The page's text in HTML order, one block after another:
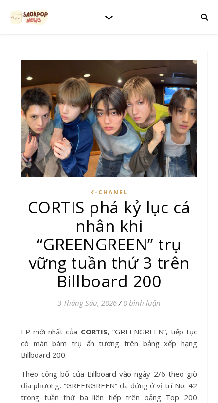
K-CHANEL
CORTIS phá kỷ lục cá
nhân khi
“GREENGREEN” trụ
vững tuần thứ 3 trên
Billboard 200
3 Tháng Sáu, 2026 / 0 bình luận
EP mới nhất của CORTIS, “GREENGREEN”, tiếp tục
có màn bám trụ ấn tượng trên bảng xếp hạng
Billboard 200.
Theo công bố của Billboard vào ngày 2/6 theo giờ
địa phương, “GREENGREEN” đã đứng ở vị trí No. 42
trong tuần thứ ba liên tiếp trên bảng Top 200